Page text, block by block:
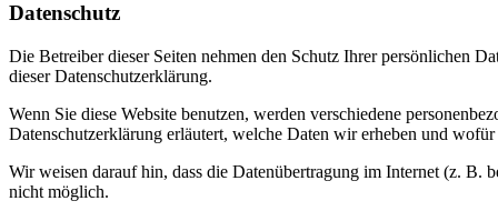
Datenschutz
Die Betreiber dieser Seiten nehmen den Schutz Ihrer persönlichen
dieser Datenschutzerklärung.
Wenn Sie diese Website benutzen, werden verschiedene
Datenschutzerklärung erläutert, welche Daten wir erheben und
Wir weisen darauf hin, dass die Datenübertragung im Internet (z.
nicht möglich.